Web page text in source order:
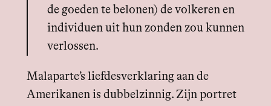
de goeden te belonen) de volkeren en
individuen uit hun zonden zou kunnen
verlossen.
Malaparte’s liefdesverklaring aan de
Amerikanen is dubbelzinnig. Zijn portret